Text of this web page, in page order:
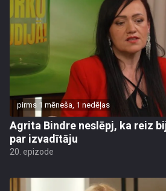
pirms 1 mēneša, 1 nedēļas
Agrita Bindre neslēpj, ka reiz
par izvadītāju
20. epizode